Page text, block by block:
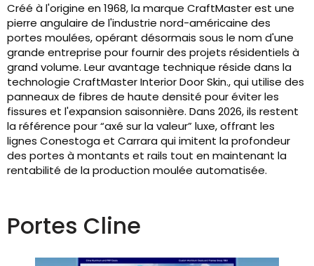
Créé à l'origine en 1968, la marque CraftMaster est une
pierre angulaire de l'industrie nord-américaine des
portes moulées, opérant désormais sous le nom d'une
grande entreprise pour fournir des projets résidentiels à
grand volume. Leur avantage technique réside dans la
technologie CraftMaster Interior Door Skin., qui utilise des
panneaux de fibres de haute densité pour éviter les
fissures et l'expansion saisonnière. Dans 2026, ils restent
la référence pour “axé sur la valeur” luxe, offrant les
lignes Conestoga et Carrara qui imitent la profondeur
des portes à montants et rails tout en maintenant la
rentabilité de la production moulée automatisée.
Portes Cline